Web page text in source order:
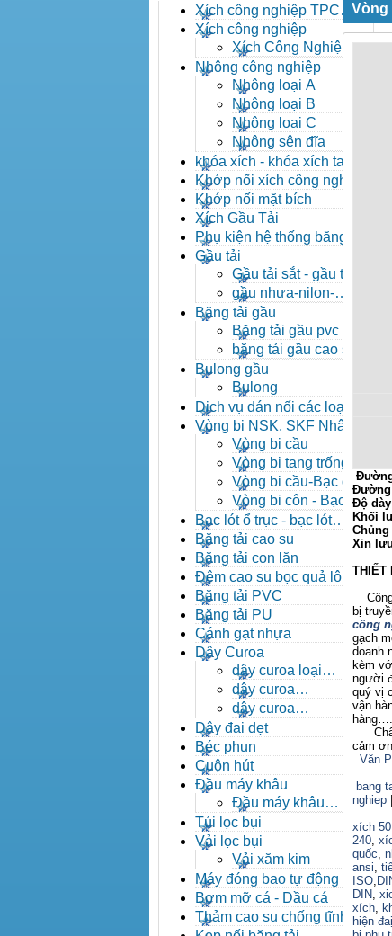
Xích công nghiệp TPC
Toàn Phát
Xích công nghiệp
Xích Công Nghiệp -
Xich Cong Nghiep
Nhông công nghiệp
Nhông loại A
Nhông loại B
Nhông loại C
Nhông sên đĩa
khóa xích - khóa xích tai eo
- khóa xích công nghiệp
Khớp nối xích công nghiệp
Khớp nối mặt bích
Xích Gầu Tải
Phụ kiện hệ thống băng tải
Gầu tải
Gầu tải sắt - gầu tải
inox
gầu nhựa-nilon-
HDPE
Băng tải gầu
Băng tải gầu pvc
băng tải gầu cao su
Bulong gầu
Bulong
Dịch vụ dán nối các loại
băng tải
Vòng bi NSK, SKF Nhật
Vòng bi cầu
Vòng bi tang trống tự
lựa
Vòng bi cầu-Bạc đạn
cầu
Vòng bi côn - Bạc
đạn côn
Bạc lót ổ trục - bạc lót
nhông
Băng tải cao su
Băng tải con lăn
Đệm cao su bọc quả lô
băng tải
Băng tải PVC
Băng tải PU
Cánh gạt nhựa
Dây Curoa
dây curoa loại
A,B,C,D,E
dây curoa
SPZ,SPA,SPB,SPC
dây curoa
XPZ,XPA,XPB,XPC
Dây đai dẹt
Béc phun
Cuộn hút
Đầu máy khâu
Đầu máy khâu
Bafang
Túi lọc bụi
Vải lọc bụi
Vải xăm kim
Máy đóng bao tự động
Bơm mỡ cá - Dầu cá
Thảm cao su chống tĩnh
điện
Vòng
Đường
Độ
Khối
Xin
THIẾT
Công
bị
công
gạch
doanh
kèm
người
quý vị
vận
Chân
cảm
Văn
bang
nghiep
xích 50
240,
quốc,
ansi,
ISO,
DIN,
xích,
hiện đaị